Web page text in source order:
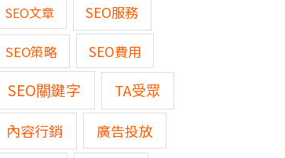
SEO文章
SEO服務
SEO策略 SEO費用
SEO關鍵字
TA受眾
內容行銷
廣告投放